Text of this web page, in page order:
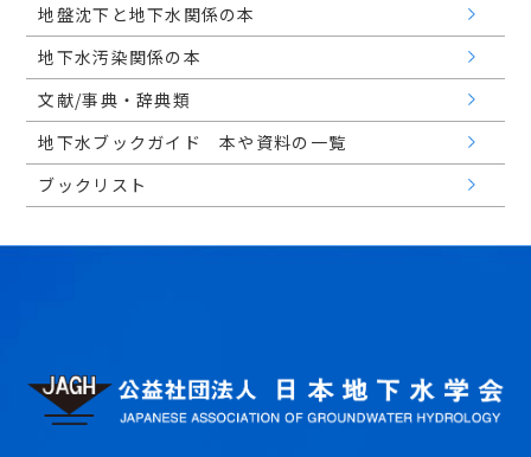
地盤沈下と地下水関係の本
地下水汚染関係の本
文献/事典・辞典類
地下水ブックガイド 本や資料の一覧
ブックリスト